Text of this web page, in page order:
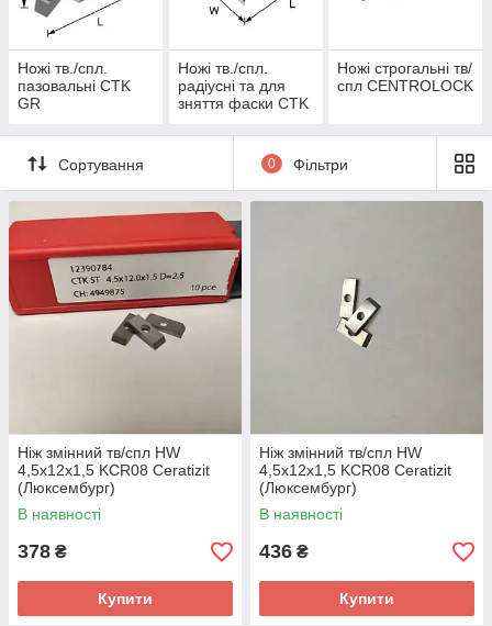
Ножі тв./спл.
пазовальні CTK
GR
Ножі тв./спл.
радіусні та для
зняття фаски CTK
Ножі строгальні тв/
спл CENTROLOCK
Сортування 0 Фільтри
Ніж змінний тв/спл HW
4,5х12х1,5 KCR08 Ceratizit
(Люксембург)
В наявності
378 ₴
Купити
Ніж змінний тв/спл HW
4,5х12х1,5 KCR08 Ceratizit
(Люксембург)
В наявності
436 ₴
Купити